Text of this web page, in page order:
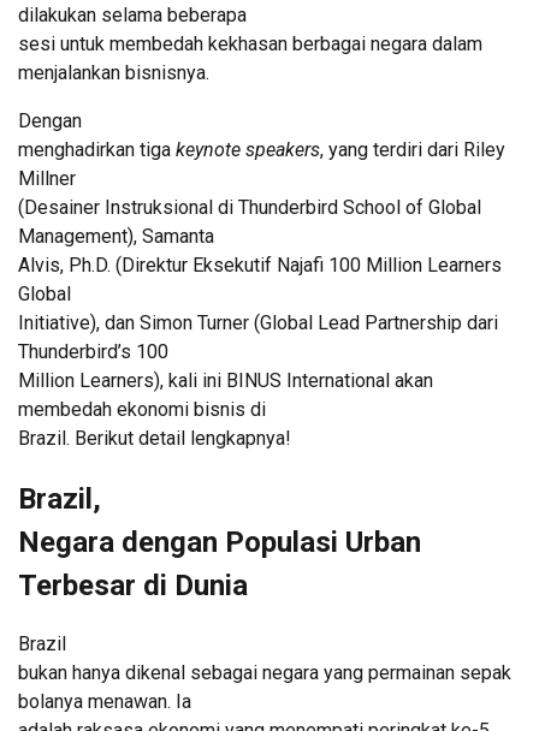
dilakukan selama beberapa
sesi untuk membedah kekhasan berbagai negara dalam
menjalankan bisnisnya.
Dengan
menghadirkan tiga keynote speakers, yang terdiri dari Riley
Millner
(Desainer Instruksional di Thunderbird School of Global
Management), Samanta
Alvis, Ph.D. (Direktur Eksekutif Najafi 100 Million Learners
Global
Initiative), dan Simon Turner (Global Lead Partnership dari
Thunderbird’s 100
Million Learners), kali ini BINUS International akan
membedah ekonomi bisnis di
Brazil. Berikut detail lengkapnya!
Brazil,
Negara dengan Populasi Urban
Terbesar di Dunia
Brazil
bukan hanya dikenal sebagai negara yang permainan sepak
bolanya menawan. Ia